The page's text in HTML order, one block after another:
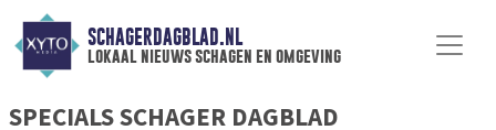
SCHAGERDAGBLAD.NL
lokaal nieuws schagen en omgeving
SPECIALS SCHAGER DAGBLAD